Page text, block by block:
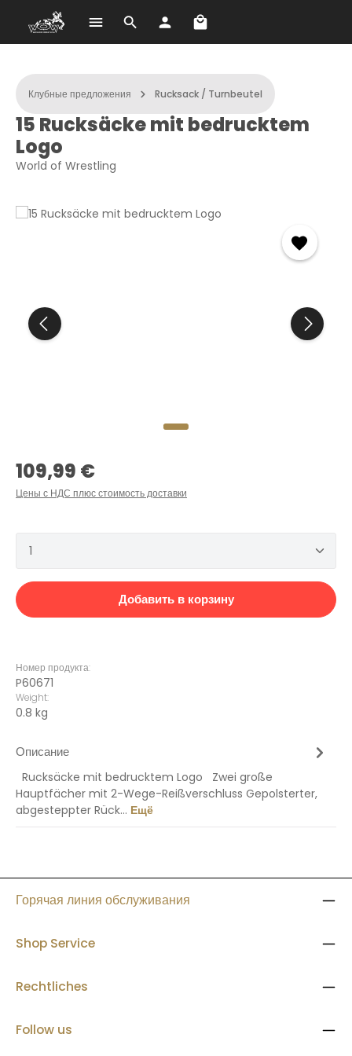
Перейти к основному содержанию В корзине 0 товаров.
Клубные предложения Rucksack / Turnbeutel
15 Rucksäcke mit bedrucktem
Logo
World of Wrestling
Обычная цена:
109,99 €
Цены с НДС плюс стоимость доставки
Количество продукта: введите желаемое
Добавить в корзину
Номер продукта:
P60671
Weight:
0.8 kg
Описание
Rucksäcke mit bedrucktem Logo Zwei große
Hauptfächer mit 2-Wege-Reißverschluss Gepolsterter,
abgesteppter Rück… Ещё
Горячая линия обслуживания
Shop Service
Rechtliches
Follow us